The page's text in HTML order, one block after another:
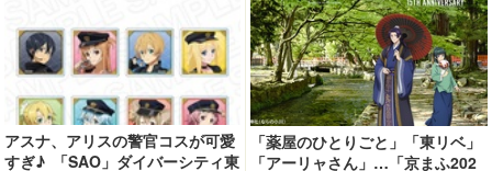
アスナ、アリスの警官コスが可愛
すぎ♪ 「SAO」ダイバーシティ東
「薬屋のひとりごと」「東リベ」
「アーリャさん」…「京まふ202